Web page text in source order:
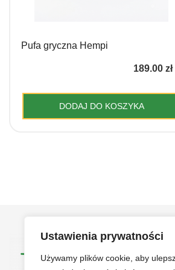
Ustawienia prywatności
Używamy plików cookie, aby
Pufa gryczna Hempi
189.00 zł
DODAJ DO KOSZYKA